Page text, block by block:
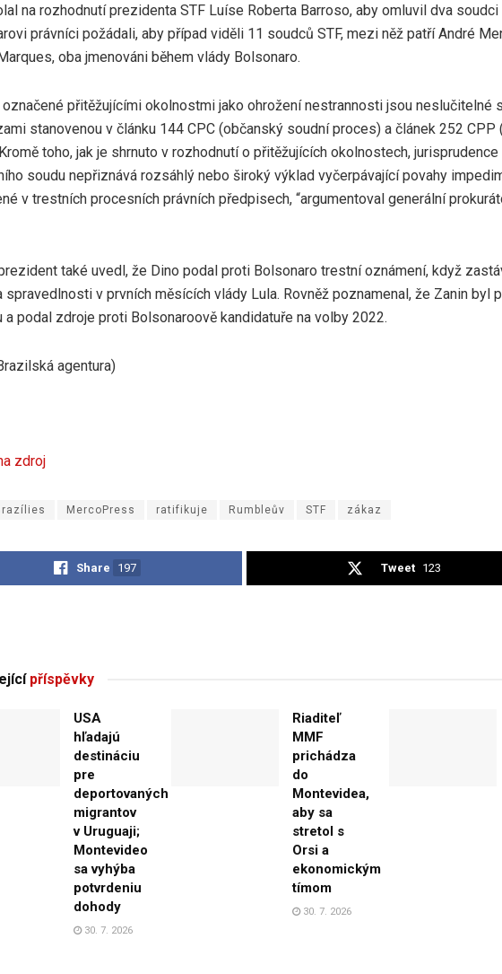
na rozhodnutí prezidenta STF Luíse Roberta Barroso, aby omluvil dva soudci
právníci požádali, aby případ viděli 11 soudců STF, mezi něž patří André
oba jmenováni během vlády Bolsonaro.
označené přitěžujícími okolnostmi jako ohrožení nestrannosti jsou neslučitelné s
stanovenou v článku 144 CPC (občanský soudní proces) a článek 252 CPP
toho, jak je shrnuto v rozhodnutí o přitěžujících okolnostech,
soudu nepřiznává rozsáhlý nebo široký výklad vyčerpávající povahy
v trestních procesních právních předpisech, “argumentoval generální
také uvedl, že Dino podal proti Bolsonaro trestní oznámení, když
spravedlnosti v prvních měsících vlády Lula. Rovněž poznamenal, že Zanin byl
a podal zdroje proti Bolsonaroově kandidatuře na volby 2022.
agentura)
zdroj
MercoPress ratifikuje Rumbleův STF zákaz
Share 197 Tweet 123
příspěvky
USA
hľadajú
destináciu
pre
deportovaných
migrantov
v Uruguaji;
Montevideo
sa vyhýba
potvrdeniu
dohody
30. 7. 2026
Riaditeľ
MMF
prichádza
do
Montevidea,
aby sa
stretol s
Orsi a
ekonomickým
tímom
30. 7. 2026